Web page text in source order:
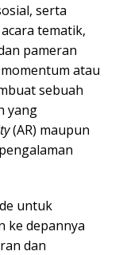
serta
tematik,
pameran
atau
sebuah
yang
(AR) maupun
untuk
ke depannya
dan